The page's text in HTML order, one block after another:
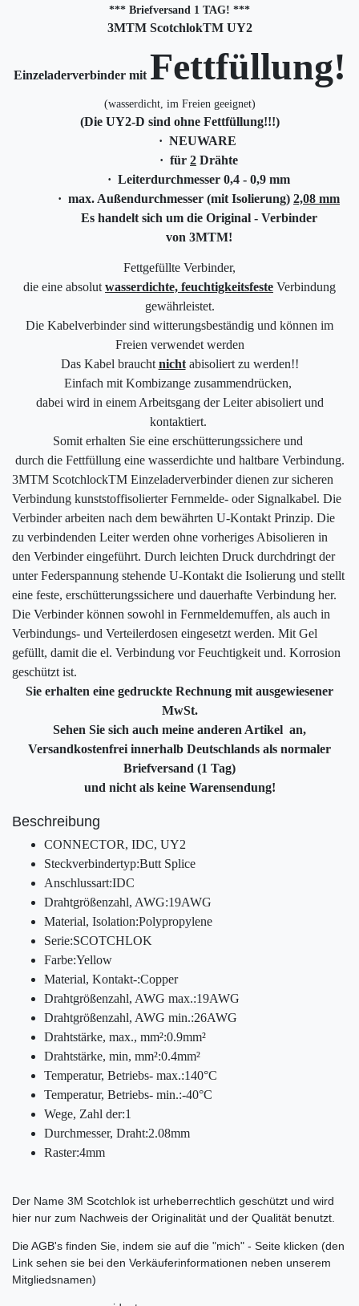
*** Briefversand 1 TAG! ***
3MTM ScotchlokTM UY2
Einzeladerverbinder mit Fettfüllung!
(wasserdicht, im Freien geeignet)
(Die UY2-D sind ohne Fettfüllung!!!)
· NEUWARE
· für 2 Drähte
· Leiterdurchmesser 0,4 - 0,9 mm
· max. Außendurchmesser (mit Isolierung) 2,08 mm
Es handelt sich um die Original - Verbinder
von 3MTM!
Fettgefüllte Verbinder,
die eine absolut wasserdichte, feuchtigkeitsfeste Verbindung
gewährleistet.
Die Kabelverbinder sind witterungsbeständig und können im
Freien verwendet werden
Das Kabel braucht nichtabisoliert zu werden!!
Einfach mit Kombizange zusammendrücken,
dabei wird in einem Arbeitsgang der Leiter abisoliert und
kontaktiert.
Somit erhalten Sie eine erschütterungssichere und
durch die Fettfüllung eine wasserdichte und haltbare Verbindung.
3MTM ScotchlockTM Einzeladerverbinder dienen zur sicheren
Verbindung kunststoffisolierter Fernmelde- oder Signalkabel. Die
Verbinder arbeiten nach dem bewährten U-Kontakt Prinzip. Die
zu verbindenden Leiter werden ohne vorheriges Abisolieren in
den Verbinder eingeführt. Durch leichten Druck durchdringt der
unter Federspannung stehende U-Kontakt die Isolierung und stellt
eine feste, erschütterungssichere und dauerhafte Verbindung her.
Die Verbinder können sowohl in Fernmeldemuffen, als auch in
Verbindungs- und Verteilerdosen eingesetzt werden. Mit Gel
gefüllt, damit die el. Verbindung vor Feuchtigkeit und. Korrosion
geschützt ist.
Sie erhalten eine gedruckte Rechnung mit ausgewiesener
MwSt.
Sehen Sie sich auch meine anderen Artikel an,
Versandkostenfrei innerhalb Deutschlands als normaler
Briefversand (1 Tag)
und nicht als keine Warensendung!
Beschreibung
CONNECTOR, IDC, UY2
Steckverbindertyp:Butt Splice
Anschlussart:IDC
Drahtgrößenzahl, AWG:19AWG
Material, Isolation:Polypropylene
Serie:SCOTCHLOK
Farbe:Yellow
Material, Kontakt-:Copper
Drahtgrößenzahl, AWG max.:19AWG
Drahtgrößenzahl, AWG min.:26AWG
Drahtstärke, max., mm²:0.9mm²
Drahtstärke, min, mm²:0.4mm²
Temperatur, Betriebs- max.:140°C
Temperatur, Betriebs- min.:-40°C
Wege, Zahl der:1
Durchmesser, Draht:2.08mm
Raster:4mm
Der Name 3M Scotchlok ist urheberrechtlich geschützt und wird
hier nur zum Nachweis der Originalität und der Qualität benutzt.
Die AGB's finden Sie, indem sie auf die "mich" - Seite klicken (den
Link sehen sie bei den Verkäuferinformationen neben unserem
Mitgliedsnamen)